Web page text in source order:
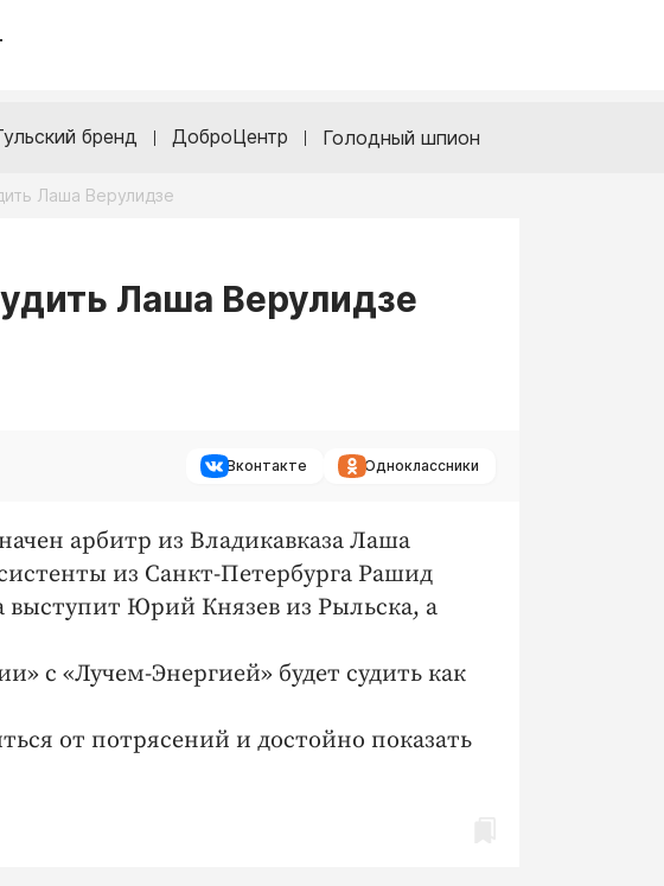
бренд ДоброЦентр Голодный шпион
Лаша Верулидзе
Лаша Верулидзе
Вконтакте Одноклассники
арбитр из Владикавказа Лаша
из Санкт-Петербурга Рашид
выступит Юрий Князев из Рыльска, а
с «Лучем-Энергией» будет судить как
от потрясений и достойно показать